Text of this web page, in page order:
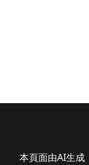
本頁面由AI生成